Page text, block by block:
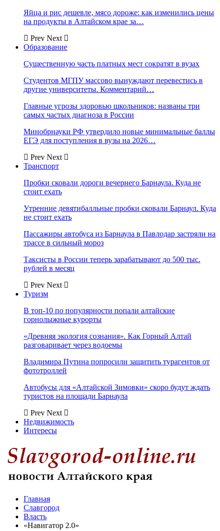
Яйца и рис дешевле, мясо дороже: как изменились цены
на продукты в Алтайском крае за…
Prev Next
Образование
Существенную часть платных мест сократят в вузах
Студентов МГПУ массово вынуждают перевестись в
другие университеты. Комментарий…
Главные угрозы здоровью школьников: названы три
самых частых диагноза в России
Минобрнауки РФ утвердило новые минимальные баллы
ЕГЭ для поступления в вузы на 2026…
Prev Next
Транспорт
Пробки сковали дороги вечернего Барнаула. Куда не
стоит ехать
Утренние девятибалльные пробки сковали Барнаул. Куда
не стоит ехать
Пассажиры автобуса из Барнаула в Павлодар застряли на
трассе в сильный мороз
Таксисты в России теперь зарабатывают до 500 тыс.
рублей в месяц
Prev Next
Туризм
В топ-10 по популярности попали алтайские
горнолыжные курорты
«Древняя экология сознания». Как Горный Алтай
разговаривает через водоемы
Владимира Путина попросили защитить турагентов от
фототроллей
Автобусы для «Алтайской Зимовки» скоро будут ждать
туристов на площади Барнаула
Prev Next
Недвижимость
Интересы
Главная
Славгород
Власть
«Навигатор 2.0»